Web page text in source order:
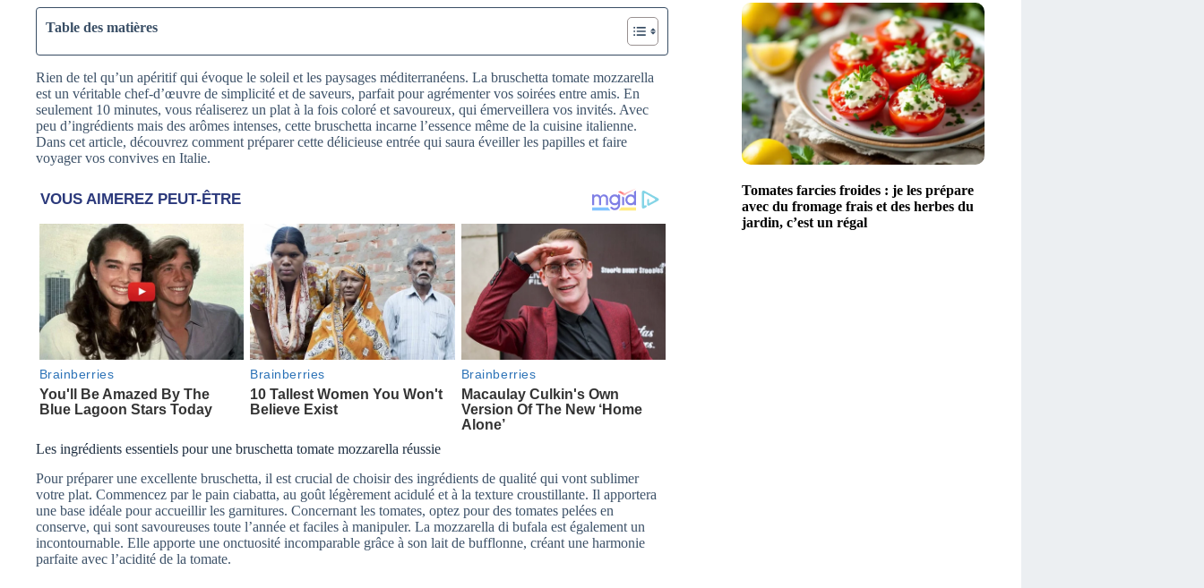
Table des matières
Rien de tel qu’un apéritif qui évoque le soleil et les paysages méditerranéens. La bruschetta tomate mozzarella
est un véritable chef-d’œuvre de simplicité et de saveurs, parfait pour agrémenter vos soirées entre amis. En
seulement 10 minutes, vous réaliserez un plat à la fois coloré et savoureux, qui émerveillera vos invités. Avec
peu d’ingrédients mais des arômes intenses, cette bruschetta incarne l’essence même de la cuisine italienne.
Dans cet article, découvrez comment préparer cette délicieuse entrée qui saura éveiller les papilles et faire
voyager vos convives en Italie.
Les ingrédients essentiels pour une bruschetta tomate mozzarella réussie
Pour préparer une excellente bruschetta, il est crucial de choisir des ingrédients de qualité qui vont sublimer
votre plat. Commencez par le pain ciabatta, au goût légèrement acidulé et à la texture croustillante. Il apportera
une base idéale pour accueillir les garnitures. Concernant les tomates, optez pour des tomates pelées en
conserve, qui sont savoureuses toute l’année et faciles à manipuler. La mozzarella di bufala est également un
incontournable. Elle apporte une onctuosité incomparable grâce à son lait de bufflonne, créant une harmonie
parfaite avec l’acidité de la tomate.
Tomates farcies froides : je les prépare
avec du fromage frais et des herbes du
jardin, c’est un régal